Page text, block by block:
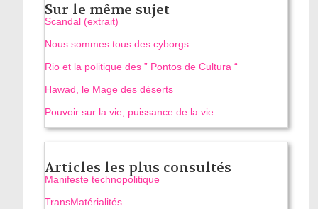
Sur le même sujet
Scandal (extrait)
Nous sommes tous des cyborgs
Rio et la politique des ” Pontos de Cultura “
Hawad, le Mage des déserts
Pouvoir sur la vie, puissance de la vie
Articles les plus consultés
Manifeste technopolitique
TransMatérialités